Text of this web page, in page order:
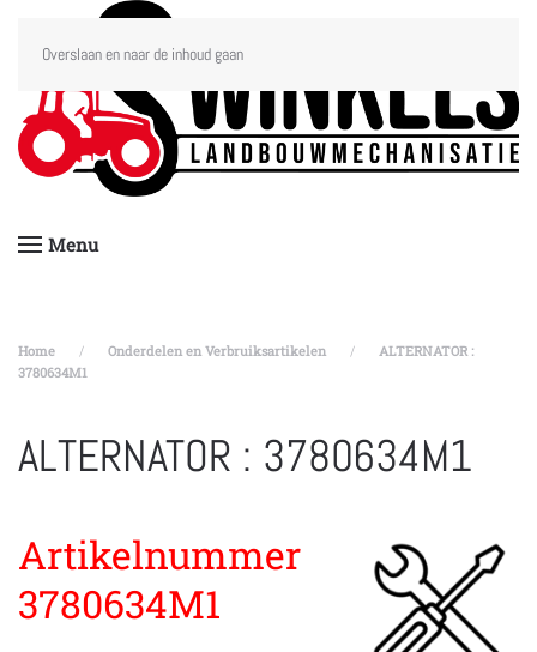
Overslaan en naar de inhoud gaan
Menu
Home Onderdelen en Verbruiksartikelen
ALTERNATOR :
3780634M1
ALTERNATOR : 3780634M1
Artikelnummer
3780634M1